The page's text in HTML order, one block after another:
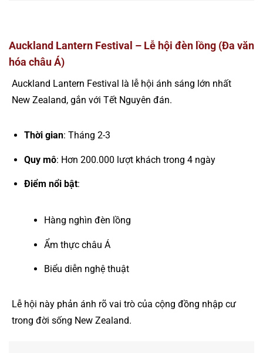
Auckland Lantern Festival – Lễ hội đèn lồng (Đa văn
hóa châu Á)
Auckland Lantern Festival là lễ hội ánh sáng lớn nhất
New Zealand, gắn với Tết Nguyên đán.
Thời gian: Tháng 2-3
Quy mô: Hơn 200.000 lượt khách trong 4 ngày
Điểm nổi bật:
Hàng nghìn đèn lồng
Ẩm thực châu Á
Biểu diễn nghệ thuật
Lễ hội này phản ánh rõ vai trò của cộng đồng nhập cư
trong đời sống New Zealand.